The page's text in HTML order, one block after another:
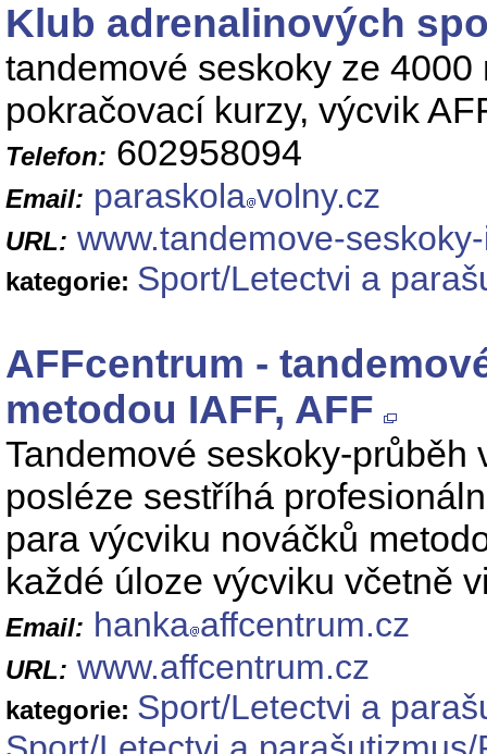
Klub adrenalinových
tandemové seskoky ze
pokračovací kurzy, výcvik
Telefon: 602958094
Email: paraskola volny.cz
URL: www.tandemove-
kategorie: Sport/Letectvi a
AFFcentrum -
metodou IAFF, AFF
Tandemové seskoky-
posléze sestříhá
para výcviku nováčků
každé úloze výcviku včetně
Email: hanka affcentrum.cz
URL: www.affcentrum.cz
kategorie: Sport/Letectvi a